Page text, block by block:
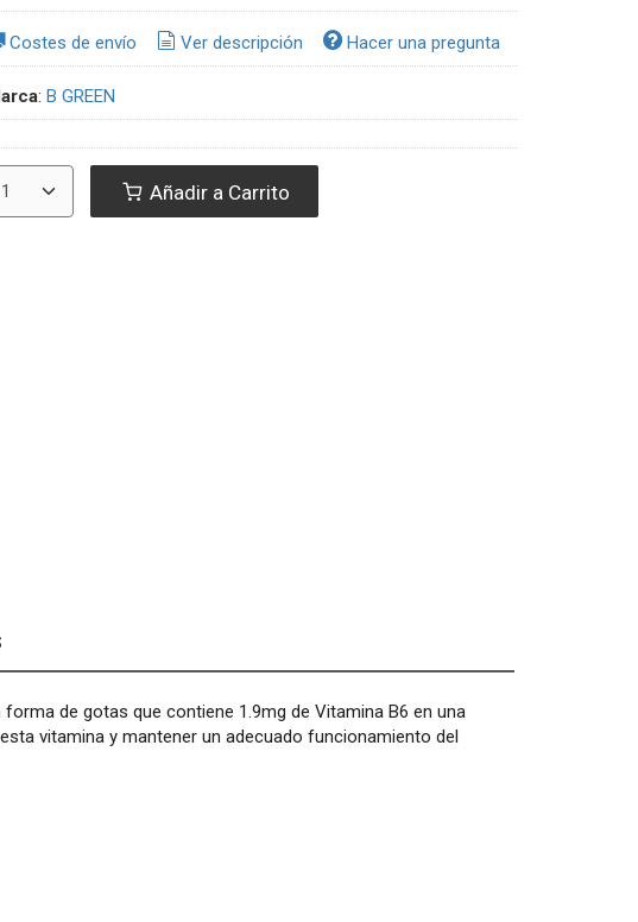
Costes de envío Ver descripción Hacer una pregunta
: B GREEN
Añadir a Carrito
de gotas que contiene 1.9mg de Vitamina B6 en una
vitamina y mantener un adecuado funcionamiento del